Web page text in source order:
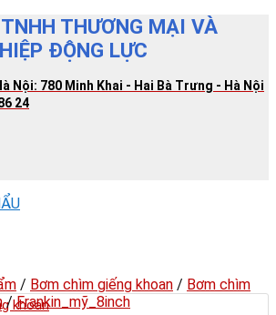
THƯƠNG MẠI VÀ
ĐỘNG LỰC
Nội: 780 Minh Khai - Hai Bà Trưng - Hà Nội
24
khoan
/ Bơm chìm giếng khoan / Bơm chìm
/ Frankin_mỹ_8inch